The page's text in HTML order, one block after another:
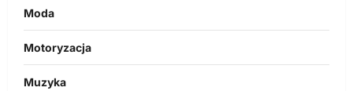
Moda
Motoryzacja
Muzyka